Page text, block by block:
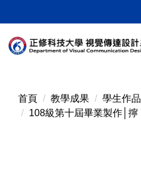
到
主
要
首頁 教學成果
學生作品
108級第十屆畢業製作│擰